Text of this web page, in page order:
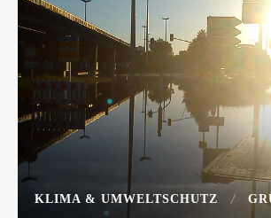
KLIMA & UMWELTSCHUTZ